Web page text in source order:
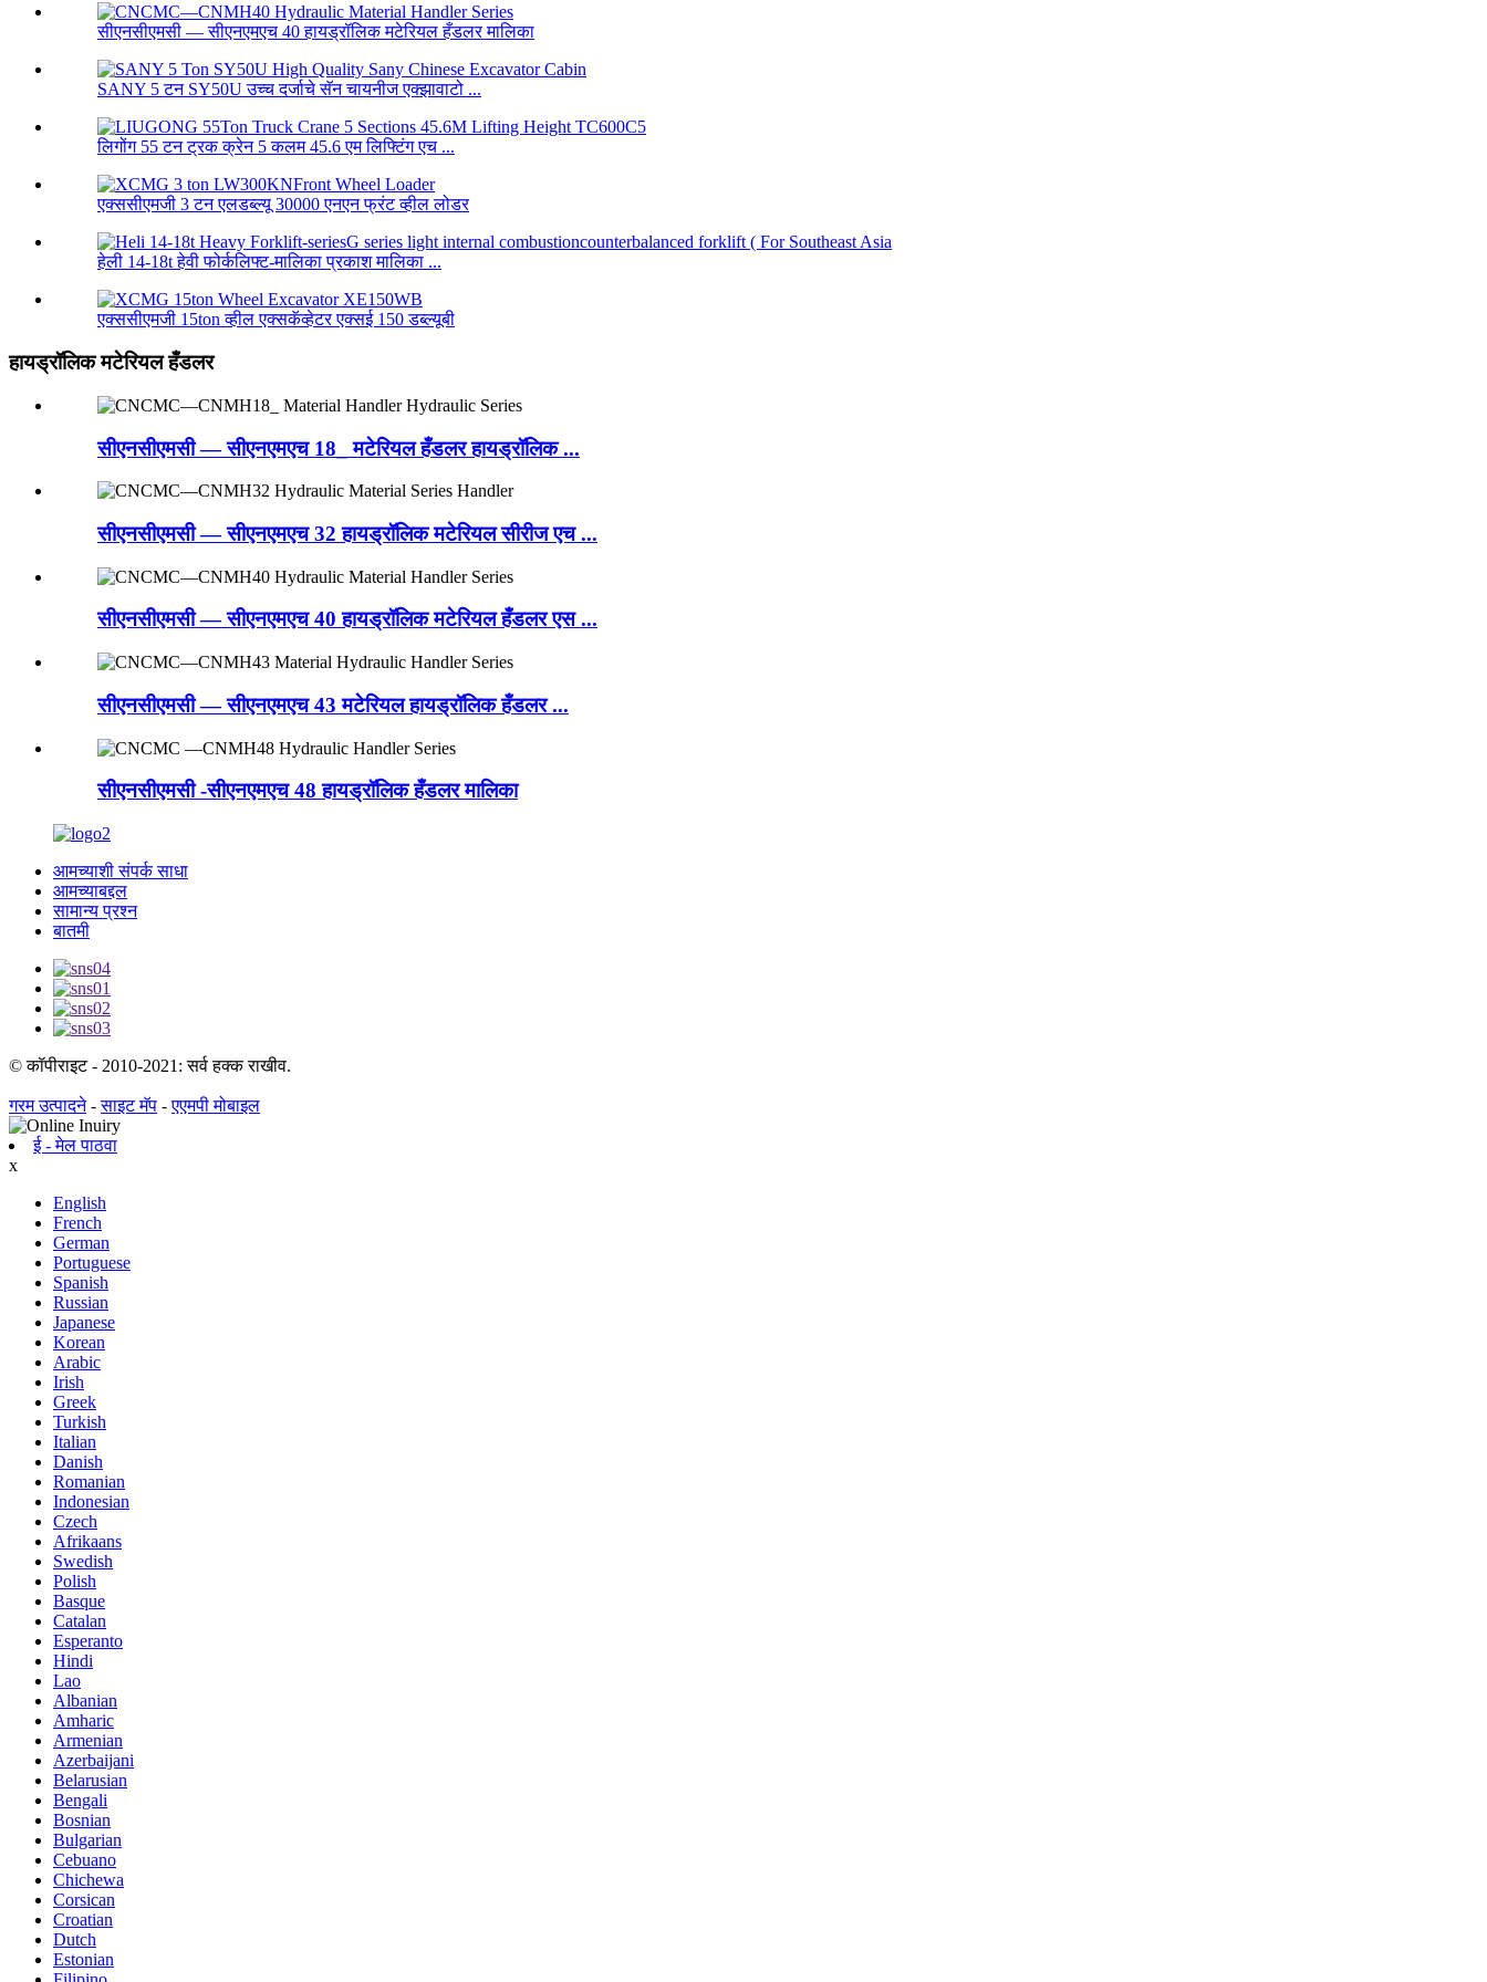
सीएनसीएमसी — सीएनएमएच 40 हायड्रॉलिक मटेरियल हँडलर मालिका
SANY 5 टन SY50U उच्च दर्जाचे सॅन चायनीज एक्झावाटो ...
लिगोंग 55 टन ट्रक क्रेन 5 कलम 45.6 एम लिफ्टिंग एच ...
एक्ससीएमजी 3 टन एलडब्ल्यू 30000 एनएन फ्रंट व्हील लोडर
हेली 14-18t हेवी फोर्कलिफ्ट-मालिका प्रकाश मालिका ...
एक्ससीएमजी 15ton व्हील एक्सकॅव्हेटर एक्सई 150 डब्ल्यूबी
हायड्रॉलिक मटेरियल हँडलर
सीएनसीएमसी — सीएनएमएच 18_ मटेरियल हँडलर हायड्रॉलिक ...
सीएनसीएमसी — सीएनएमएच 32 हायड्रॉलिक मटेरियल सीरीज एच ...
सीएनसीएमसी — सीएनएमएच 40 हायड्रॉलिक मटेरियल हँडलर एस ...
सीएनसीएमसी — सीएनएमएच 43 मटेरियल हायड्रॉलिक हँडलर ...
सीएनसीएमसी -सीएनएमएच 48 हायड्रॉलिक हँडलर मालिका
आमच्याशी संपर्क साधा
आमच्याबद्दल
सामान्य प्रश्न
बातमी
© कॉपीराइट - 2010-2021: सर्व हक्क राखीव.
गरम उत्पादने-साइट मॅप -एएमपी मोबाइल
ई - मेल पाठवा
x
English
French
German
Portuguese
Spanish
Russian
Japanese
Korean
Arabic
Irish
Greek
Turkish
Italian
Danish
Romanian
Indonesian
Czech
Afrikaans
Swedish
Polish
Basque
Catalan
Esperanto
Hindi
Lao
Albanian
Amharic
Armenian
Azerbaijani
Belarusian
Bengali
Bosnian
Bulgarian
Cebuano
Chichewa
Corsican
Croatian
Dutch
Estonian